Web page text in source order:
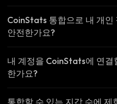
CoinStats 통합으로 내 개인
안전한가요?
내 계정을 CoinStats에 연결
한가요?